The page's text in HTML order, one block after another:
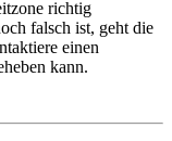
richtig
falsch ist, geht die
einen
kann.